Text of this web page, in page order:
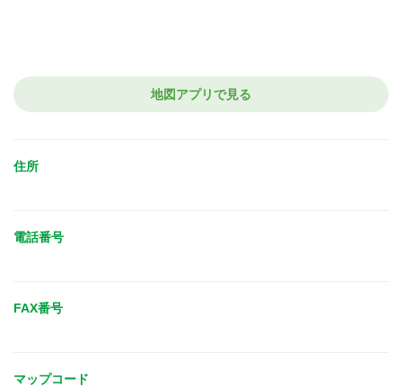
地図アプリで見る
住所
電話番号
FAX番号
マップコード